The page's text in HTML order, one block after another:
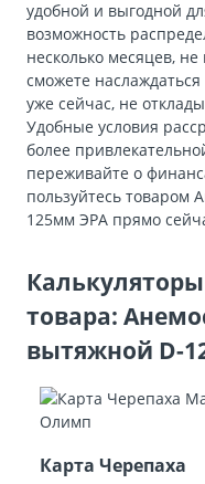
удобной и выгодной
возможность
несколько месяцев,
сможете
уже сейчас, не
Удобные условия
более
переживайте о
пользуйтесь товаром
125мм ЭРА прямо
товара:
вытяжной D-
Карта Черепаха